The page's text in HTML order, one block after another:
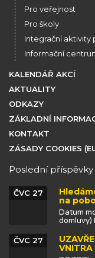
Pro veřejnost
Pro školy
Integrační aktivity
Informační
KALENDÁŘ AKCÍ
AKTUALITY
ODKAZY
ZÁKLADNÍ
KONTAKT
ZÁSADY COOKIES
Poslední příspěvky
na
ČVC 27
Datum
domluvy)
VNITRA
ČVC 27